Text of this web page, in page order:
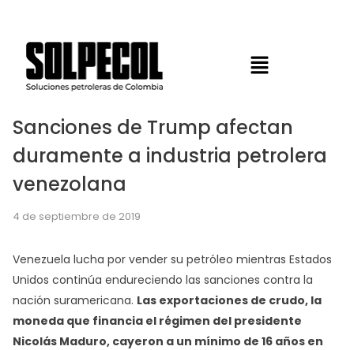
Sanciones de Trump afectan
duramente a industria petrolera
venezolana
4 de septiembre de 2019
Venezuela lucha por vender su petróleo mientras Estados
Unidos continúa endureciendo las sanciones contra la
nación suramericana. Las exportaciones de crudo, la
moneda que financia el régimen del presidente
Nicolás Maduro, cayeron a un mínimo de 16 años en